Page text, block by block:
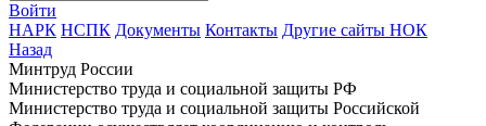
Войти
НАРК НСПК Документы Контакты Другие сайты НОК
Назад
Минтруд России
Министерство труда и социальной защиты РФ
Министерство труда и социальной защиты Российской